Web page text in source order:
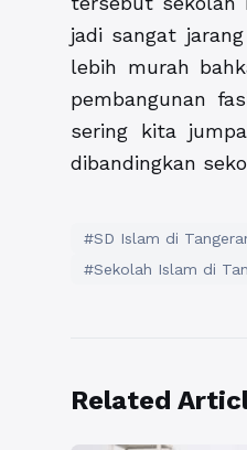
jadi sangat
lebih murah
pembangunan
sering kita
dibandingkan
#SD Islam di
#Sekolah Islam di
Related